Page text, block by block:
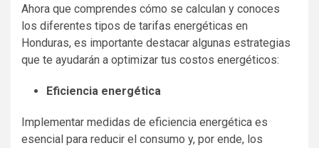
Ahora que comprendes cómo se calculan y conoces
los diferentes tipos de tarifas energéticas en
Honduras, es importante destacar algunas estrategias
que te ayudarán a optimizar tus costos energéticos:
Eficiencia energética
Implementar medidas de eficiencia energética es
esencial para reducir el consumo y, por ende, los